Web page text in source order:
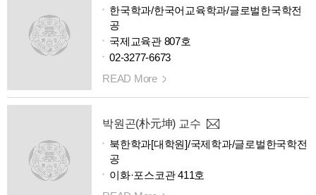
한국학과/한국어교육학과/글로벌한국학전
공
국제교육관 807호
02-3277-6673
READ More
박원곤(朴元坤) 교수
북한학과[대학원]/국제학과/글로벌한국학전
공
이화·포스코관 411호